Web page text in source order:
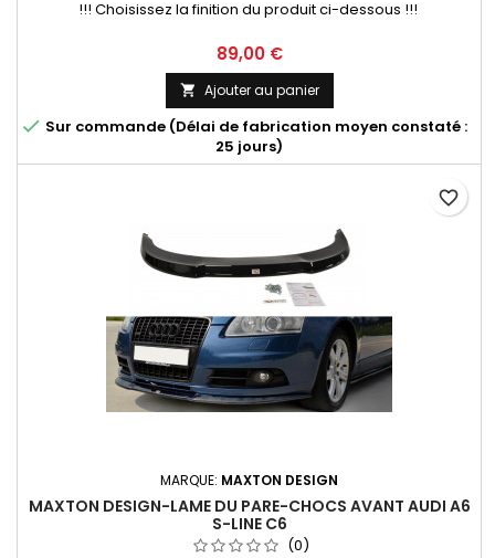
!!! Choisissez la finition du produit ci-dessous !!!
Prix
89,00 €
 Ajouter au panier
 Sur commande (Délai de fabrication moyen constaté :
25 jours)
MARQUE: MAXTON DESIGN
MAXTON DESIGN-LAME DU PARE-CHOCS AVANT AUDI A6
S-LINE C6
(0)
favorite_border